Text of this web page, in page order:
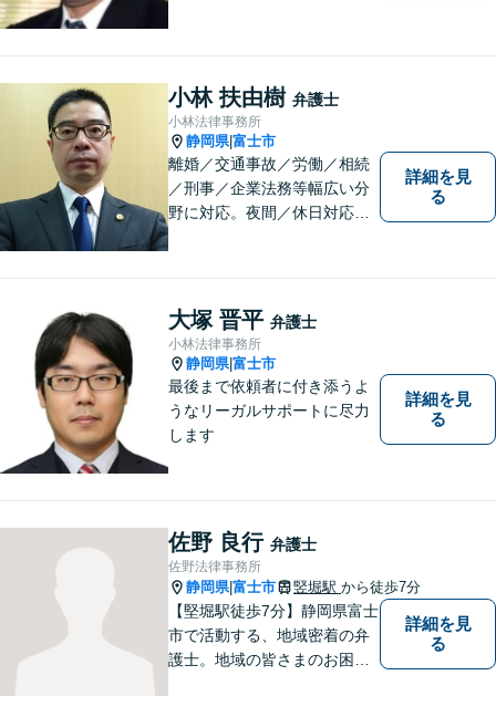
人・法人問わず誠実に対応い
たします。
小林 扶由樹 弁護士
小林法律事務所
静岡県|富士市
離婚／交通事故／労働／相続
／刑事／企業法務等幅広い分
野に対応。夜間／休日対応
っていません
詳細を見
る
大塚 晋平 弁護士
小林法律事務所
静岡県|富士市
最後まで依頼者に付き添うよ
うなリーガルサポートに尽力
します
詳細を見
る
佐野 良行 弁護士
佐野法律事務所
静岡県|富士市 竪堀駅 から徒歩7分
【堅堀駅徒歩7分】静岡県富士
市で活動する、地域密着の弁
護士。地域の皆さまのお困り
詳細を見
る